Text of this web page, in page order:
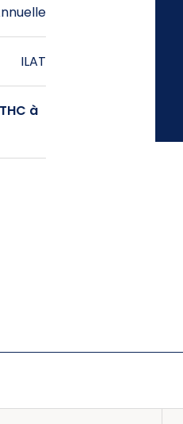
ILAT
à